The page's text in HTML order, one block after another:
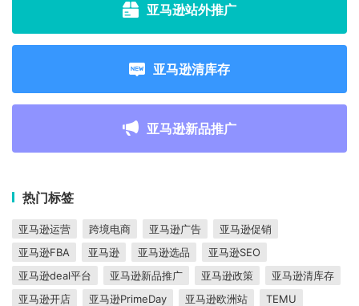
亚马逊站外推广
亚马逊清库存
亚马逊新品推广
热门标签
亚马逊运营 跨境电商 亚马逊广告
亚马逊促销
亚马逊FBA
亚马逊 亚马逊选品
亚马逊SEO
亚马逊deal平台
亚马逊新品推广 亚马逊政策
亚马逊清库存
亚马逊开店
亚马逊PrimeDay 亚马逊欧洲站
TEMU